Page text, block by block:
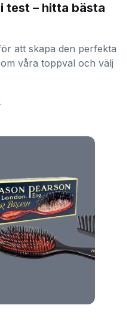
test – hitta bästa
att skapa den perfekta
våra toppval och välj